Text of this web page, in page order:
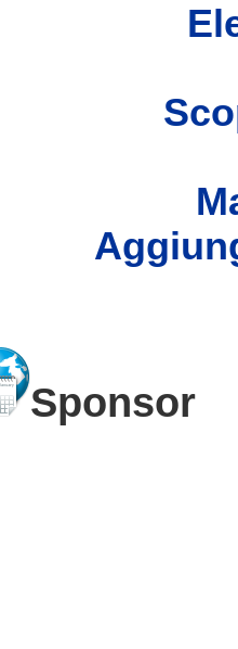
Sponsor